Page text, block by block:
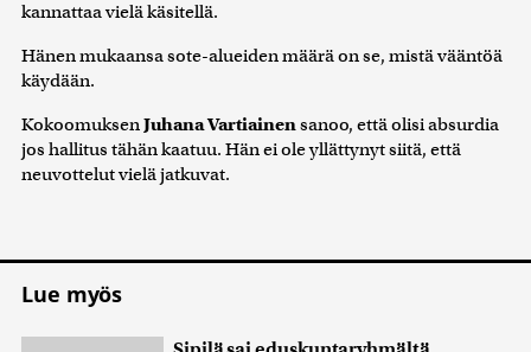
kannattaa vielä käsitellä.
Hänen mukaansa sote-alueiden määrä on se, mistä vääntöä
käydään.
KokoomuksenJuhana Vartiainensanoo, että olisi absurdia
jos hallitus tähän kaatuu. Hän ei ole yllättynyt siitä, että
neuvottelut vielä jatkuvat.
Lue myös